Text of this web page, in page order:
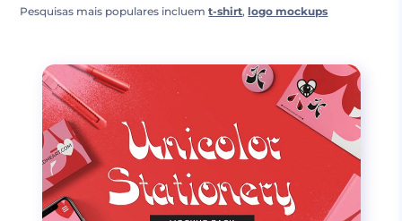
Pesquisas mais populares incluemt-shirt, logo mockups